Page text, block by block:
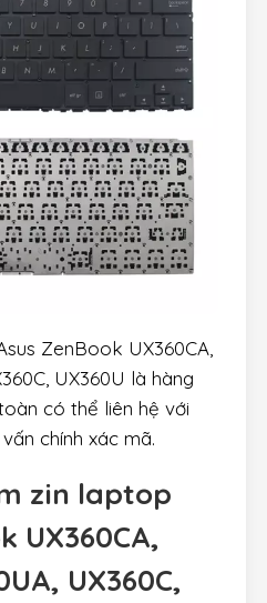
ZenBook UX360CA,
UX360U là hàng
có thể liên hệ với
chính xác mã.
zin laptop
UX360CA,
UX360C,